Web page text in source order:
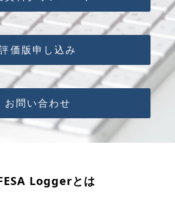
価版申し込み
お問い合わせ
Loggerとは